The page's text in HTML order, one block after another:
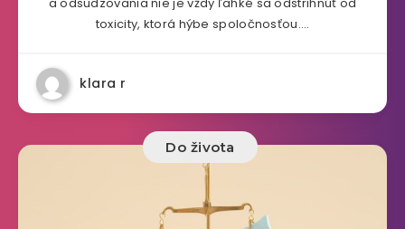
toxicity, ktorá hýbe spoločnosťou….
klara r
Do života